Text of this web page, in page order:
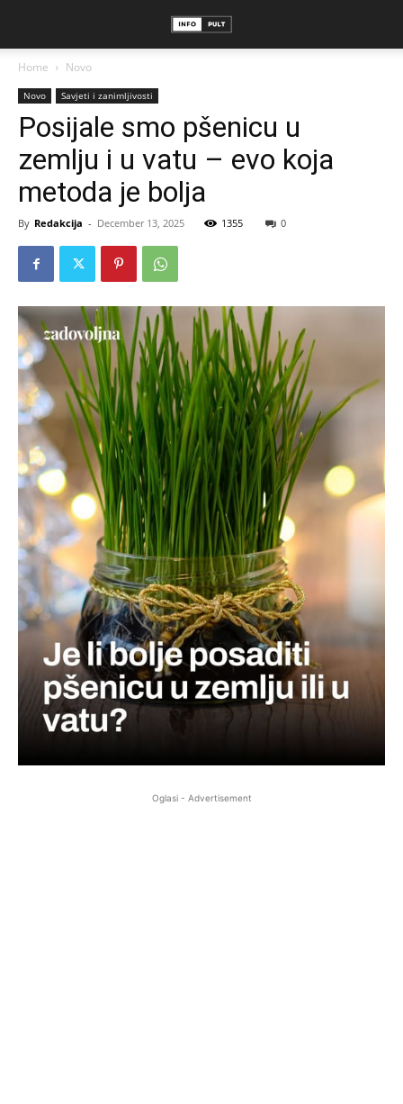
Home Novo
Novo Savjeti i zanimljivosti
Posijale smo pšenicu u
zemlju i u vatu – evo koja
metoda je bolja
By Redakcija - December 13, 2025 1355 0
Oglasi - Advertisement